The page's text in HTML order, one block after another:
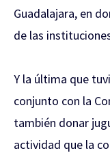
Guadalajara, en
de las
Y la última que
conjunto con la
también donar
actividad que la